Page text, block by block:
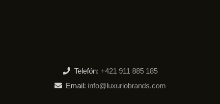
Telefón: +421 911 885 185
Email: info@luxuriobrands.com